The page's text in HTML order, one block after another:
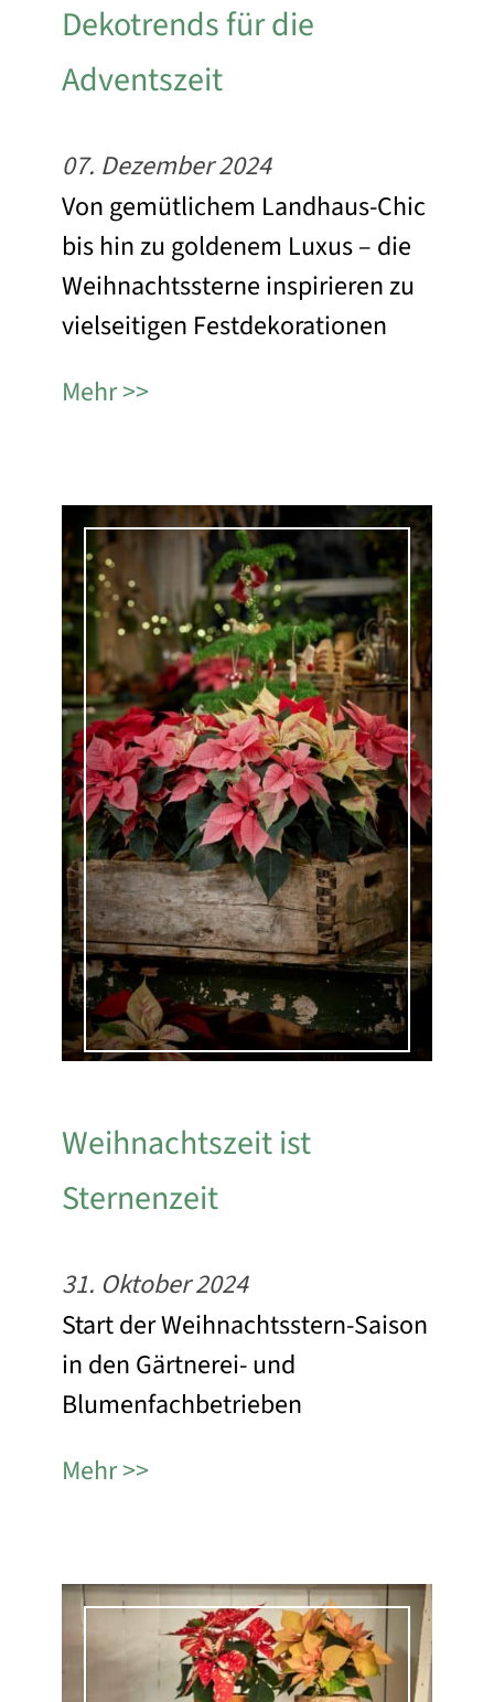
Dekotrends für die
Adventszeit
07. Dezember 2024
Von gemütlichem Landhaus-Chic
bis hin zu goldenem Luxus – die
Weihnachtssterne inspirieren zu
vielseitigen Festdekorationen
Mehr
Weihnachtszeit ist
Sternenzeit
31. Oktober 2024
Start der Weihnachtsstern-Saison
in den Gärtnerei- und
Blumenfachbetrieben
Mehr